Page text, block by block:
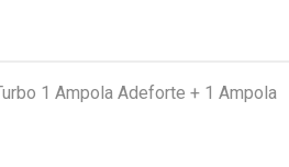
1 Ampola Adeforte + 1 Ampola